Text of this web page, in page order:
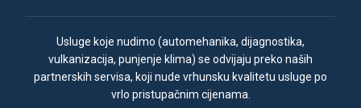
Usluge koje nudimo (automehanika, dijagnostika,
vulkanizacija, punjenje klima) se odvijaju preko naših
partnerskih servisa, koji nude vrhunsku kvalitetu usluge po
vrlo pristupačnim cijenama.